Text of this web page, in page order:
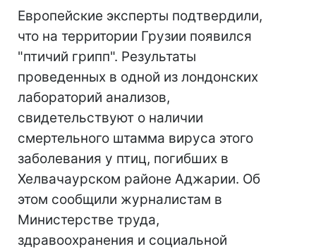
Европейские эксперты подтвердили,
что на территории Грузии появился
"птичий грипп". Результаты
проведенных в одной из лондонских
лабораторий анализов,
свидетельствуют о наличии
смертельного штамма вируса этого
заболевания у птиц, погибших в
Хелвачаурском районе Аджарии. Об
этом сообщили журналистам в
Министерстве труда,
здравоохранения и социальной